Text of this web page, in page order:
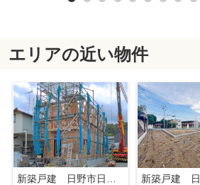
エリアの近い物件